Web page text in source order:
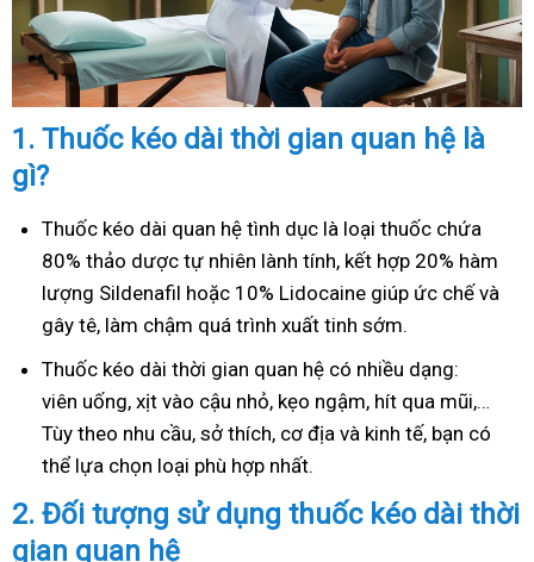
1. Thuốc kéo dài thời gian quan hệ là
gì?
Thuốc kéo dài quan hệ tình dục là loại thuốc chứa
80% thảo dược tự nhiên lành tính, kết hợp 20% hàm
lượng Sildenafil hoặc 10% Lidocaine giúp ức chế và
gây tê, làm chậm quá trình xuất tinh sớm.
Thuốc kéo dài thời gian quan hệ có nhiều dạng:
viên uống, xịt vào cậu nhỏ, kẹo ngậm, hít qua mũi,…
Tùy theo nhu cầu, sở thích, cơ địa và kinh tế, bạn có
thể lựa chọn loại phù hợp nhất.
2. Đối tượng sử dụng thuốc kéo dài thời
gian quan hệ